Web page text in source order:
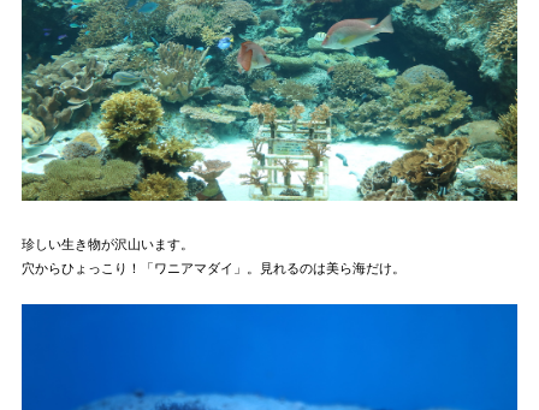
珍しい生き物が沢山います。
穴からひょっこり！「ワニアマダイ」。見れるのは美ら海だけ。